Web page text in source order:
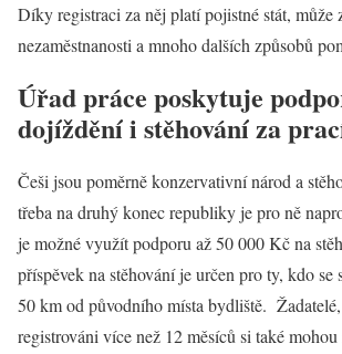
Díky registraci za něj platí pojistné stát, může
nezaměstnanosti a mnoho dalších způsobů
Úřad práce poskytuje
dojíždění i stěhování za
Češi jsou poměrně konzervativní národ a
třeba na druhý konec republiky je pro ně
je možné využít podporu až 50 000 Kč na
příspěvek na stěhování je určen pro ty, kdo
50 km od původního místa bydliště.
registrováni více než 12 měsíců si také